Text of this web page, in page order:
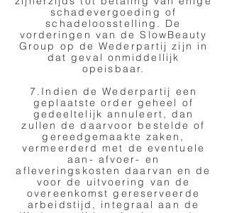
schadevergoeding of
schadeloosstelling. De
vorderingen van de SlowBeauty
Group op de Wederpartij zijn in
dat geval onmiddellijk
opeisbaar.
7.Indien de Wederpartij een
geplaatste order geheel of
gedeeltelijk annuleert, dan
zullen de daarvoor bestelde of
gereedgemaakte zaken,
vermeerderd met de eventuele
aan- afvoer- en
afleveringskosten daarvan en de
voor de uitvoering van de
overeenkomst gereserveerde
arbeidstijd, integraal aan de